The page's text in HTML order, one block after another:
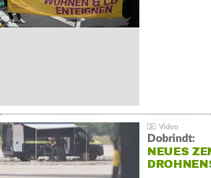
Dobrindt:
NEUES